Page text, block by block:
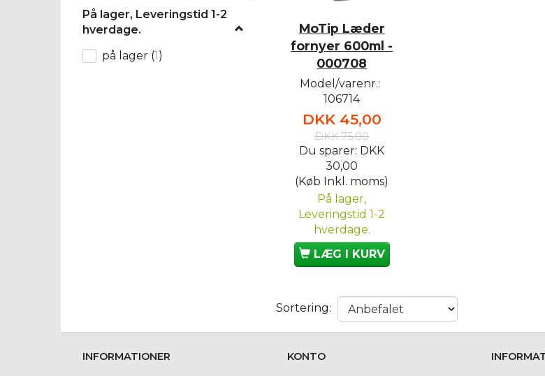
På lager, Leveringstid 1-2
hverdage.
på lager (1)
MoTip Læder
fornyer 600ml -
000708
Model/varenr.:
106714
DKK 45,00
DKK 75,00
Du sparer: DKK
30,00
(Køb Inkl. moms)
På lager,
Leveringstid 1-2
hverdage.
LÆG I KURV
Sortering:
INFORMATIONER KONTO